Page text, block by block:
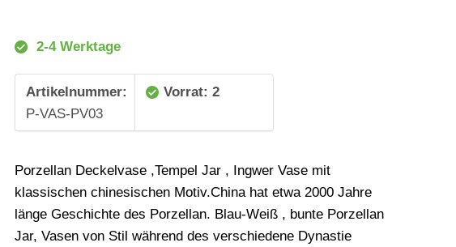
2-4 Werktage
Artikelnummer:
P-VAS-PV03
Vorrat: 2
Porzellan Deckelvase ,Tempel Jar , Ingwer Vase mit
klassischen chinesischen Motiv.China hat etwa 2000 Jahre
länge Geschichte des Porzellan. Blau-Weiß , bunte Porzellan
Jar, Vasen von Stil während des verschiedene Dynastie